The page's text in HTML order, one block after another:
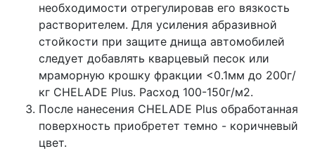
необходимости отрегулировав его вязкость
растворителем. Для усиления абразивной
стойкости при защите днища автомобилей
следует добавлять кварцевый песок или
мраморную крошку фракции <0.1мм до 200г/
кг CHELADE Plus. Расход 100-150г/м2.
После нанесения CHELADE Plus обработанная
поверхность приобретет темно - коричневый
цвет.